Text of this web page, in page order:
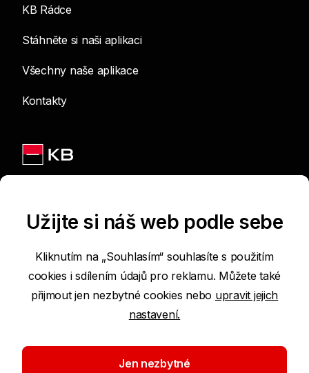
KB Rádce
Stáhněte si naši aplikaci
Všechny naše aplikace
Kontakty
Podmínky používání internetových stránek
Prohlášení o přístupnosti
Ochrana osobních údajů
Užijte si náš web podle sebe
Kliknutím na „Souhlasím“ souhlasíte s použitím
cookies i sdílením údajů pro reklamu. Můžete také
přijmout jen nezbytné cookies nebo upravit jejich
nastavení.
Jen nezbytné